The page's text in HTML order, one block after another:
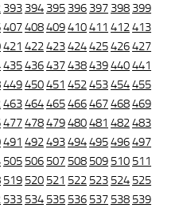
393 394 395 396 397 398 399
407408409410411 412413
421 422423424425426427
435436437438439440441
449450451 452453454455
463464465466467468469
477478479480481 482483
491 492493494495496497
505 506 507 508 509 510 511
519 520 521 522 523 524 525
533 534 535 536 537 538 539